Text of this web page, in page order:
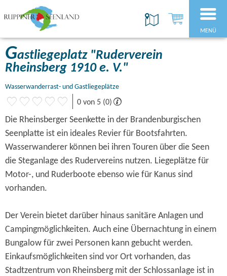
MENÜ
Gastliegeplatz "Ruderverein
Rheinsberg 1910 e. V."
Wasserwanderrast- und Gastliegeplätze
0 von 5 (0)
Die Rheinsberger Seenkette in der Brandenburgischen
Seenplatte ist ein ideales Revier für Bootsfahrten.
Wasserwanderer können bei ihren Touren über die Seen
die Steganlage des Rudervereins nutzen. Liegeplätze für
Motor-, und Ruderboote ebenso wie für Kanus sind
vorhanden.
Der Verein bietet darüber hinaus sanitäre Anlagen und
Campingmöglichkeiten. Auch eine Übernachtung in einem
Bungalow für zwei Personen kann gebucht werden.
Einkaufsmöglichkeiten sind vor Ort vorhanden, das
Stadtzentrum von Rheinsberg mit der Schlossanlage ist in